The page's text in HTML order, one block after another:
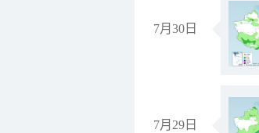
7月30日
7月29日